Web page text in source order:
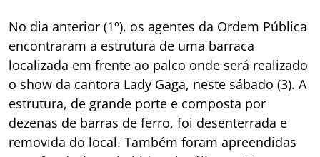
No dia anterior (1º), os agentes da Ordem Pública
encontraram a estrutura de uma barraca
localizada em frente ao palco onde será realizado
o show da cantora Lady Gaga, neste sábado (3). A
estrutura, de grande porte e composta por
dezenas de barras de ferro, foi desenterrada e
removida do local. Também foram apreendidas